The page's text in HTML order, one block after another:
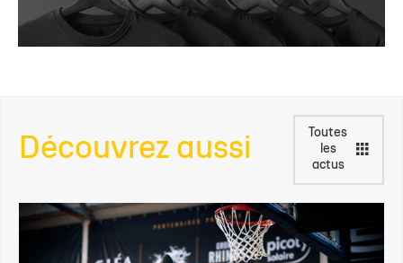
Découvrez aussi
Toutes
les
actus